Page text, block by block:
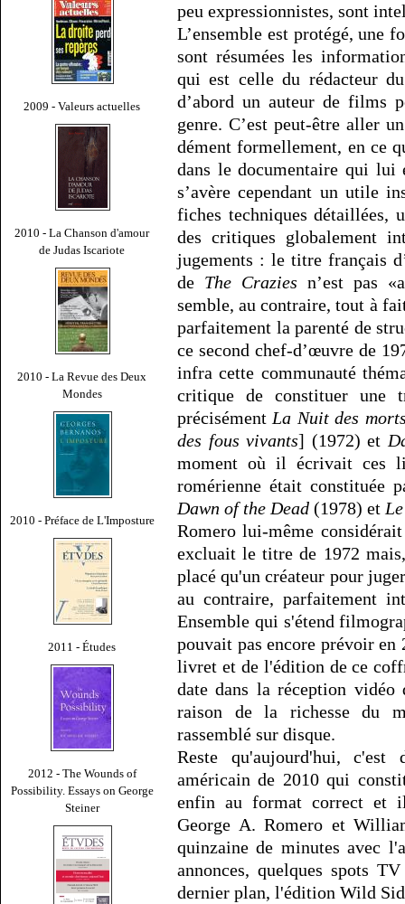
2009 - Valeurs actuelles
2010 - La Chanson d'amour
de Judas Iscariote
2010 - La Revue des Deux
Mondes
2010 - Préface de L'Imposture
2011 - Études
2012 - The Wounds of
Possibility. Essays on George
Steiner
peu expressionnistes, sont
L’ensemble est protégé, une
sont résumées les
qui est celle du rédacteur
d’abord un auteur de films
genre. C’est peut-être aller
dément formellement, en ce
dans le documentaire qui lui
s’avère cependant un utile
fiches techniques détaillées,
des critiques globalement
jugements : le titre français
de The Crazies n’est pas
semble, au contraire, tout à
parfaitement la parenté de
ce second chef-d’œuvre de
infra cette communauté
critique de constituer une
précisément La Nuit des
des fous vivants] (1972) et
moment où il écrivait ces
romérienne était constituée
Dawn of the Dead (1978) et
Romero lui-même
excluait le titre de 1972
placé qu'un créateur pour
au contraire, parfaitement
Ensemble qui s'étend
pouvait pas encore prévoir en
livret et de l'édition de ce
date dans la réception vidéo
raison de la richesse du
rassemblé sur disque.
Reste qu'aujourd'hui,
américain de 2010 qui
enfin au format correct et
George A. Romero et
quinzaine de minutes avec
annonces, quelques spots
dernier plan, l'édition Wild